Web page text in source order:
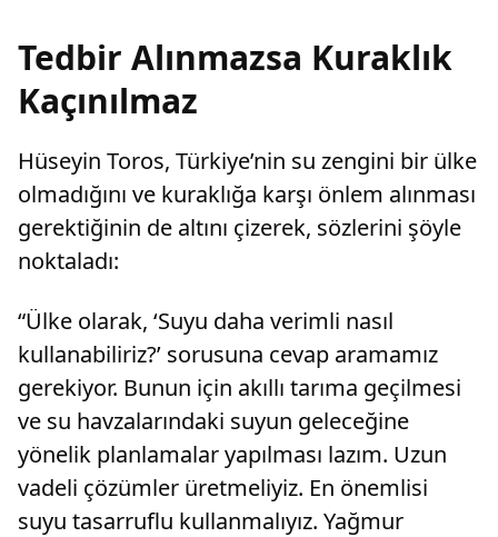
Tedbir Alınmazsa Kuraklık
Kaçınılmaz
Hüseyin Toros, Türkiye’nin su zengini bir ülke
olmadığını ve kuraklığa karşı önlem alınması
gerektiğinin de altını çizerek, sözlerini şöyle
noktaladı:
“Ülke olarak, ‘Suyu daha verimli nasıl
kullanabiliriz?’ sorusuna cevap aramamız
gerekiyor. Bunun için akıllı tarıma geçilmesi
ve su havzalarındaki suyun geleceğine
yönelik planlamalar yapılması lazım. Uzun
vadeli çözümler üretmeliyiz. En önemlisi
suyu tasarruflu kullanmalıyız. Yağmur